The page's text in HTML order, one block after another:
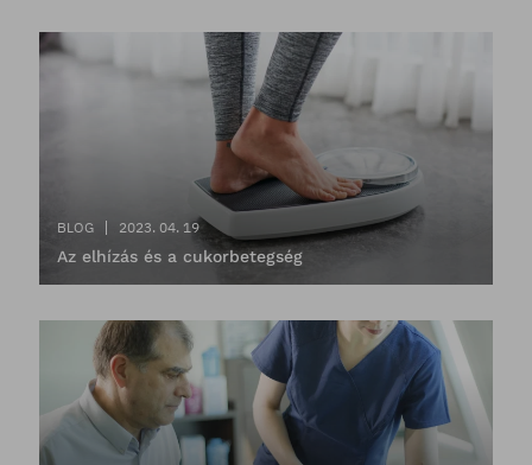
BLOG 2023. 04. 19
Az elhízás és a cukorbetegség